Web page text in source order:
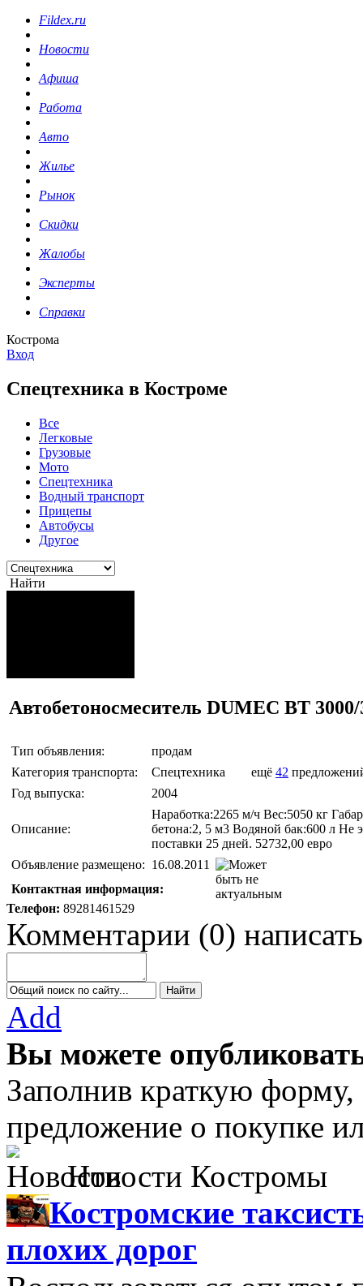
Fildex.ru
Новости
Афиша
Работа
Авто
Жилье
Рынок
Скидки
Жалобы
Эксперты
Справки
Кострома
Вход
Спецтехника в Костроме
Все
Легковые
Грузовые
Мото
Спецтехника
Водный транспорт
Прицепы
Автобусы
Другое
Найти
Автобетоносмеситель DUMEC BT 3000/
Тип объявления:
продам
Категория транспорта:
Спецтехника ещё 42
Год выпуска:
2004
Описание:
Наработка:2265 м/ч Вес:5050 кг
бетона:2, 5 м3 Водяной бак:600 л Не
поставки 25 дней. 52732,00 евро
Объявление размещено: 16.08.2011
Контактная информация:
Телефон: 89281461529
Комментарии (0) написать
Add
Вы можете
Заполнив краткую
предложение о покупке
Новости Костромы
Костромские
плохих дорог